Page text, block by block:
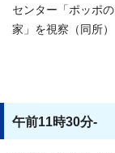
センター「ポッポの
家」を視察（同所）
午前11時30分-